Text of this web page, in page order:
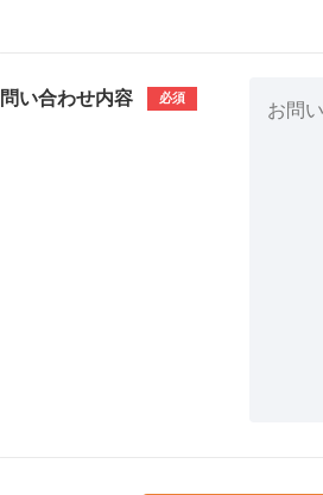
問い合わせ内容